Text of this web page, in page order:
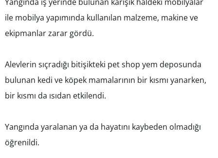
ile mobilya yapımında kullanılan malzeme, makine ve
ekipmanlar zarar gördü.
Alevlerin sıçradığı bitişikteki pet shop yem deposunda
bulunan kedi ve köpek mamalarının bir kısmı yanarken,
bir kısmı da ısıdan etkilendi.
Yangında yaralanan ya da hayatını kaybeden olmadığı
öğrenildi.